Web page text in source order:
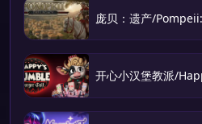
庞贝：遗产/
开心小汉堡教派/